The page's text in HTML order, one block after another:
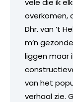
vele die ik
overkomen,
Dhr. van ’t
m’n
liggen maar
van het
verhaal zie.